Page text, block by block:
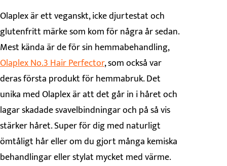
Olaplex är ett veganskt, icke djurtestat och
glutenfritt märke som kom för några år sedan.
Mest kända är de för sin hemmabehandling,
Olaplex No.3 Hair Perfector, som också var
deras första produkt för hemmabruk. Det
unika med Olaplex är att det går in i håret och
lagar skadade svavelbindningar och på så vis
stärker håret. Super för dig med naturligt
ömtåligt hår eller om du gjort många kemiska
behandlingar eller stylat mycket med värme.